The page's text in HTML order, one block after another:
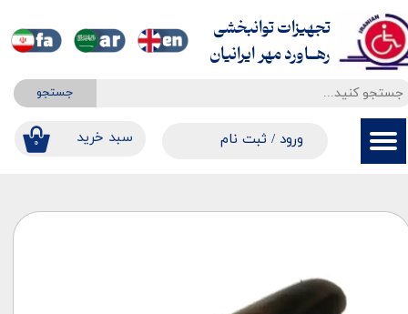
جستجو
۰ ​​سبد خرید ورود / ثبت نام
حساب کاربری من
سفارشات
خروج از حساب کاربری
تجهیزات توانبخشی
​​​​​​​رهــاورد مهر ایرانیان